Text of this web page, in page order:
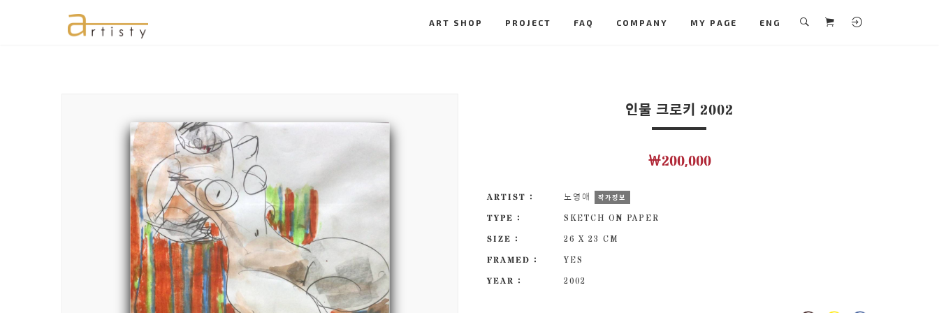
ART SHOP PROJECT FAQ COMPANY MY PAGE ENG
인물 크로키 2002
￦200,000
ARTIST : 노영애 작가정보
TYPE :
SKETCH ON PAPER
SIZE :
26 X 23 CM
FRAMED :
YES
YEAR :
2002